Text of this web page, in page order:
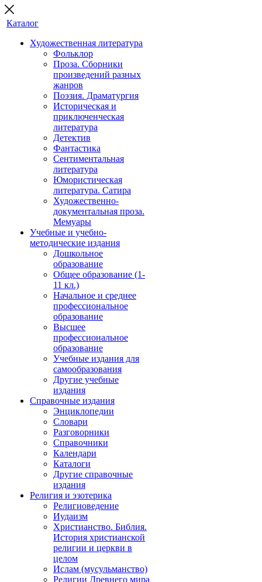
Каталог
Художественная литература
Фольклор
Проза. Сборники
произведений разных
жанров
Поэзия. Драматургия
Историческая и
приключенческая
литература
Детектив
Фантастика
Сентиментальная
литература
Юмористическая
литература. Сатира
Художественно-
документальная проза.
Мемуары
Учебные и учебно-
методические издания
Дошкольное
образование
Общее образование (1-
11 кл.)
Начальное и среднее
профессиональное
образование
Высшее
профессиональное
образование
Учебные издания для
самообразования
Другие учебные
издания
Справочные издания
Энциклопедии
Словари
Разговорники
Справочники
Календари
Каталоги
Другие справочные
издания
Религия и эзотерика
Религиоведение
Иудаизм
Христианство. Библия.
История христианской
религии и церкви в
целом
Ислам (мусульманство)
Религии Древнего мира